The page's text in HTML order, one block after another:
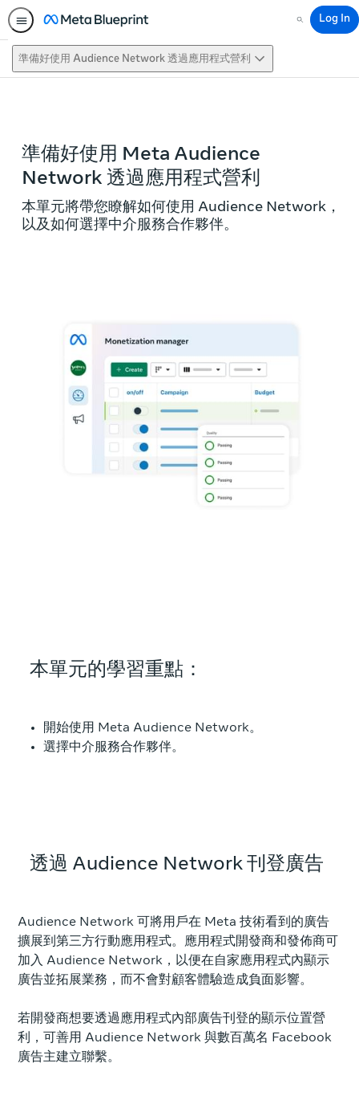
Search
Log In
準備好使用 Audience Network 透過應用程式營利
準備好使用 Meta Audience
Network 透過應用程式營利
本單元將帶您瞭解如何使用 Audience Network，
以及如何選擇中介服務合作夥伴。
本單元的學習重點：
開始使用 Meta Audience Network。
選擇中介服務合作夥伴。
透過 Audience Network 刊登廣告
Audience Network 可將用戶在 Meta 技術看到的廣告
擴展到第三方行動應用程式。應用程式開發商和發佈商可
加入 Audience Network，以便在自家應用程式內顯示
廣告並拓展業務，而不會對顧客體驗造成負面影響。
若開發商想要透過應用程式內部廣告刊登的顯示位置營
利，可善用 Audience Network 與數百萬名 Facebook
廣告主建立聯繫。